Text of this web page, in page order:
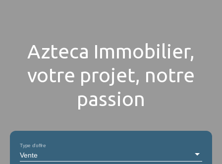
Azteca Immobilier,
votre projet, notre
passion
Vente
Type d'offre